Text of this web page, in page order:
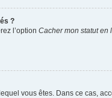
?
l’option Cacher mon statut en
vous êtes. Dans ce cas,